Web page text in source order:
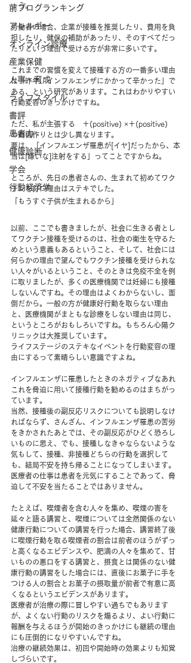
前ブログランキング
アレルギー
オンライン診療
産業保健
人事・育成
ライフスタイル
書評
患者力
健康診断
学会
行動経済学
ょう。
労働者の場合、企業が接種を推奨したり、費用を負
担したり、健保の補助があったり、そのすべてだっ
たりという理由で受ける方が非常に多いです。
これまでの習慣を変えて接種する方の一番多い理由
は「昨年、インフルエンザにかかって辛かった」で
ある、という研究があります。これはわかりやすい
行動変容のきっかけですね。
ただ、私が主張する　＋(positive) ×＋(positive)
の動機作りとは少し異なります。
要は、「インフルエンザ罹患が[イヤ]だったから、本
当は[嫌いな]注射をする」ってことですからね。
ところが、先日の患者さんの、生まれて初めてワク
チンを打つ理由はステキでした。
「もうすぐ子供が生まれるから」
以前、ここでも書きましたが、社会に生きる者とし
てワクチン接種を受けるのは、社会の衛生を守るた
めという意義もあるということ、そして、社会には
何らかの理由で望んでもワクチン接種を受けられな
い人々がいるということ、そのときは免疫不全を例
に取りましたが、多くの医療機関では妊婦にも接種
しないんですね。その理由はよくわからないし、面
倒だから。一般の方が健康好行動を取らない理由
と、医療機関がまともな診療をしない理由は同じ、
というところがおもしろいですね。もちろん心陽ク
リニックは大推奨しています。
ライフステージのステキなイベントを行動変容の理
由にするって素晴らしい意識ですよね。
インフルエンザに罹患したときのネガティブなあれ
これを脅迫に用いて接種行動を勧めるのはまちがっ
ています。
当然、接種後の副反応リスクについても説明しなけ
ればならず、さんざん、インフルエンザ罹患の苦労
をきかされたあとでは、その副反応がひどく恐ろし
いものに思え、でも、接種しなきゃならないような
気もして、接種、非接種どちらの行動を選択して
も、結局不安を持ち帰ることになってしまいます。
医療者の仕事は患者を元気にすることであって、脅
迫して不安を当たることではありません。
たとえば、喫煙者を含む人々を集め、喫煙の害を
延々と語る講習と、喫煙については全然関係のない
健康行動についての講習を行った場合、講習終了後
に喫煙行動を取る喫煙者の割合は前者のほうがずっ
と高くなるエビデンスや、肥満の人々を集めて、甘
いものの悪口をする講習と、摂食とは関係のない健
康行動の講習をした場合には、直後にお菓子に手を
つける人の割合とお菓子の摂取量が前者で有意に高
くなるというエビデンスがあります。
医療者が治療の際に冒しやすい過ちでもあります
が、よくない行動のリスクを煽るより、よい行動に
報酬を与えるほうが開始のきっかけにも継続の理由
にも圧倒的になりやすいんですね。
治療の継続効果は、初回や開始時の効果よりも知覚
しづらいです。